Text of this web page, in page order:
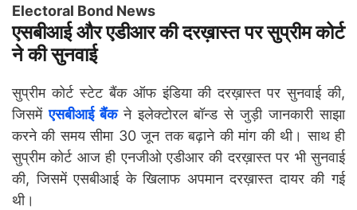
Electoral Bond News
एसबीआई और एडीआर की दरख़ास्त पर सुप्रीम कोर्ट
ने की सुनवाई
सुप्रीम कोर्ट स्टेट बैंक ऑफ इंडिया की दरख़ास्त पर सुनवाई की,
जिसमेंएसबीआई बैंकने इलेक्टोरल बॉन्ड से जुड़ी जानकारी साझा
करने की समय सीमा 30 जून तक बढ़ाने की मांग की थी। साथ ही
सुप्रीम कोर्ट आज ही एनजीओ एडीआर की दरख़ास्त पर भी सुनवाई
की, जिसमें एसबीआई के खिलाफ अपमान दरख़ास्त दायर की गई
थी।